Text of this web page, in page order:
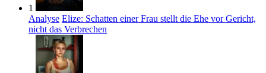
1
Analyse Elize: Schatten einer Frau stellt die Ehe vor Gericht,
nicht das Verbrechen